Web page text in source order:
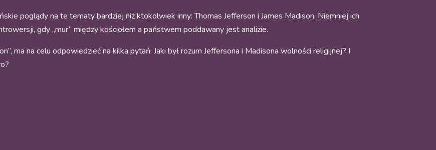
poglądy na te tematy bardziej niż ktokolwiek inny: Thomas Jefferson i James Madison. Niemniej ich
gdy „mur” między kościołem a państwem poddawany jest analizie.
ma na celu odpowiedzieć na kilka pytań: Jaki był rozum Jeffersona i Madisona wolności religijnej? I